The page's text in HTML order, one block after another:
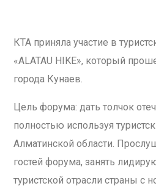
КТА приняла участие в
«ALATAU HIKE», который
города Кунаев.
Цель форума: дать толчок
полностью используя
Алматинской области.
гостей форума, занять
туристской отрасли страны